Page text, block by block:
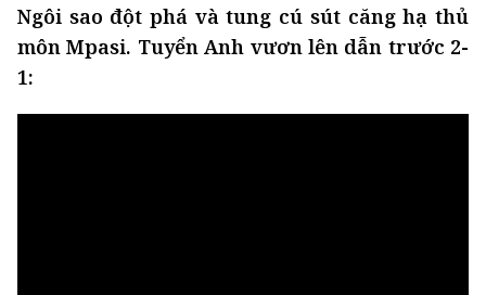
Ngôi sao đột phá và tung cú sút căng hạ thủ
môn Mpasi. Tuyển Anh vươn lên dẫn trước 2-
1: